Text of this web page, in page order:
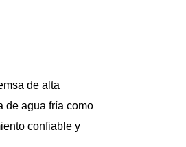
de alta
de agua fría como
confiable y